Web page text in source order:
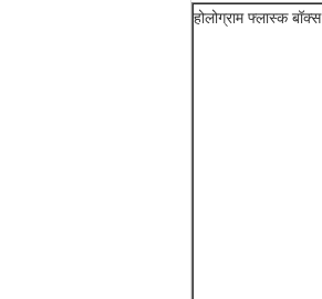
होलोग्राम फ्लास्क बॉक्स